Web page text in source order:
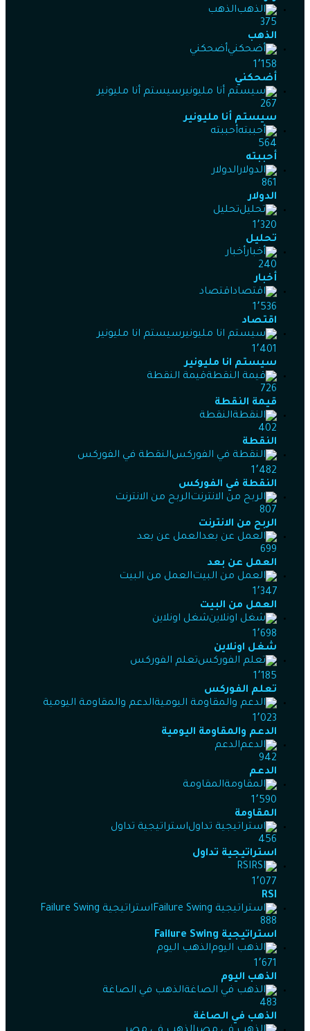
الذهب
375
الذهب
أضحكني
1٬158
أضحكني
سيستم أنا مليونير
267
سيستم أنا مليونير
أحببته
564
أحببته
الدولار
861
الدولار
تحليل
1٬320
تحليل
أخبار
240
أخبار
اقتصاد
1٬536
اقتصاد
سيستم انا مليونير
1٬401
سيستم انا مليونير
قيمة النقطة
726
قيمة النقطة
النقطة
402
النقطة
النقطة في الفوركس
1٬482
النقطة في الفوركس
الربح من الانترنت
807
الربح من الانترنت
العمل عن بعد
699
العمل عن بعد
العمل من البيت
1٬347
العمل من البيت
شغل اونلاين
1٬698
شغل اونلاين
تعلم الفوركس
1٬185
تعلم الفوركس
الدعم والمقاومة اليومية
1٬023
الدعم والمقاومة اليومية
الدعم
942
الدعم
المقاومة
1٬590
المقاومة
استراتيجية تداول
456
استراتيجية تداول
RSI
1٬077
RSI
استراتيجية Failure Swing
888
استراتيجية Failure Swing
الذهب اليوم
1٬671
الذهب اليوم
الذهب في الصاغة
483
الذهب في الصاغة